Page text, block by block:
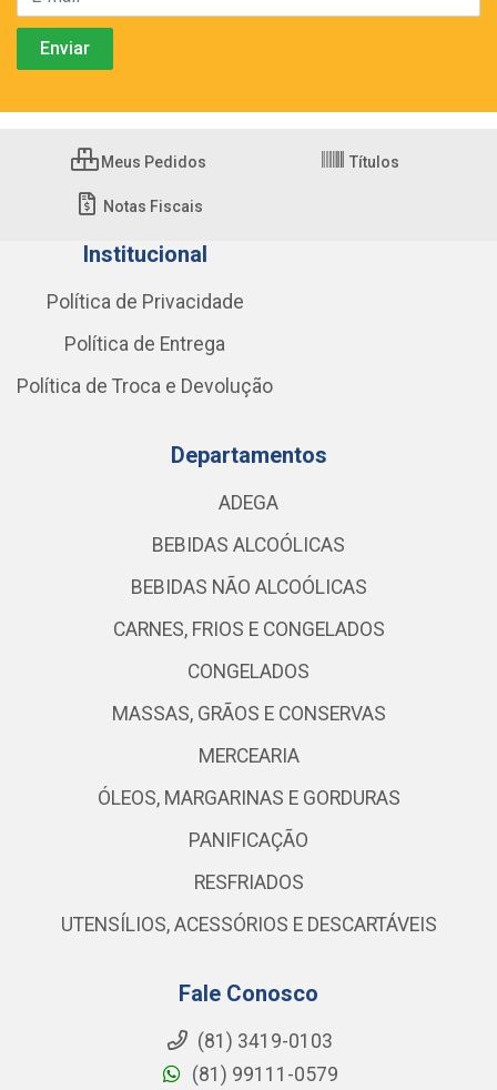
Meus Pedidos Títulos
Notas Fiscais
Institucional
Política de Privacidade
Política de Entrega
Política de Troca e Devolução
Departamentos
ADEGA
BEBIDAS ALCOÓLICAS
BEBIDAS NÃO ALCOÓLICAS
CARNES, FRIOS E CONGELADOS
CONGELADOS
MASSAS, GRÃOS E CONSERVAS
MERCEARIA
ÓLEOS, MARGARINAS E GORDURAS
PANIFICAÇÃO
RESFRIADOS
UTENSÍLIOS, ACESSÓRIOS E DESCARTÁVEIS
Fale Conosco
(81) 3419-0103
(81) 99111-0579